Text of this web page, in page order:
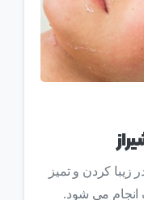
0
زیبا کردن و تمیز
می شود.